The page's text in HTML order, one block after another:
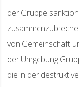
der Gruppe
von Gemeinschaft
der Umgebung
die in der